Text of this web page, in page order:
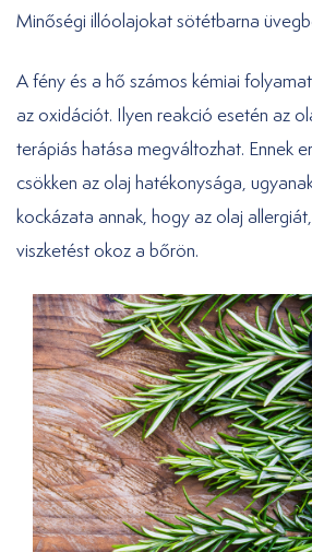
Minőségi illóolajokat sötétbarna
A fény és a hő számos kémiai
az oxidációt. Ilyen reakció esetén az
terápiás hatása megváltozhat. Ennek
csökken az olaj hatékonysága,
kockázata annak, hogy az olaj
viszketést okoz a bőrön.